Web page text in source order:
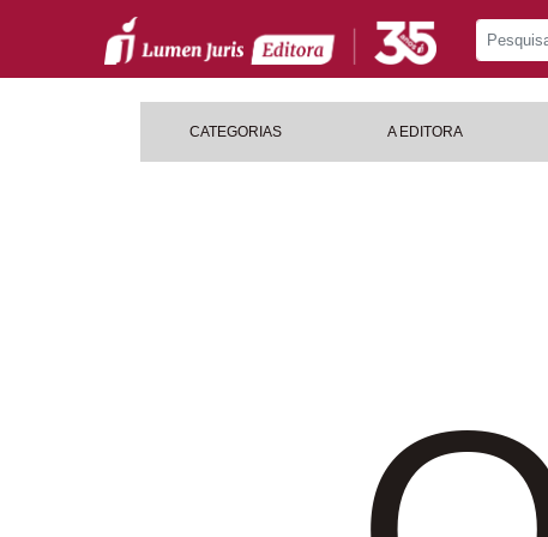
CATEGORIAS A EDITORA